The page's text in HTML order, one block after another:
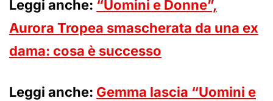
Leggi anche: “Uomini e Donne”,
Aurora Tropea smascherata da una ex
dama: cosa è successo
Leggi anche: Gemma lascia “Uomini e